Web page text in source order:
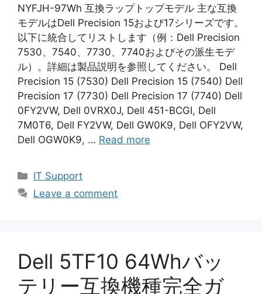
NYFJH-97Wh 互換ラップトップモデル 主な互換
モデルはDell Precision 15および17シリーズです。
以下に統合してリストします（例：Dell Precision
7530、7540、7730、7740およびその派生モデ
ル）。詳細は製品説明を参照してください。 Dell
Precision 15 (7530) Dell Precision 15 (7540) Dell
Precision 17 (7730) Dell Precision 17 (7740) Dell
0FY2VW, Dell 0VRX0J, Dell 451-BCGI, Dell
7M0T6, Dell FY2VW, Dell GW0K9, Dell OFY2VW,
Dell OGW0K9, … Read more
Categories
IT Support
Leave a comment
Dell 5TF10 64Whバッ
テリー互換機種完全ガ